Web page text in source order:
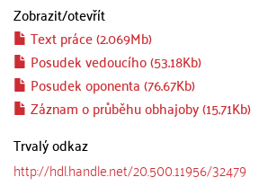
Zobrazit/otevřít
Text práce (2.069Mb)
Posudek vedoucího (53.18Kb)
Posudek oponenta (76.67Kb)
Záznam o průběhu obhajoby (15.71Kb)
Trvalý odkaz
http://hdl.handle.net/20.500.11956/32479